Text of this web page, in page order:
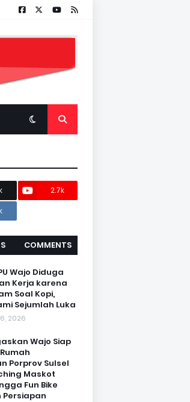
2.7k
COMMENTS
Wajo Diduga
Kerja karena
Soal Kopi,
Sejumlah Luka
2026
Wajo Siap
Porprov Sulsel
Maskot
Fun Bike
Persiapan